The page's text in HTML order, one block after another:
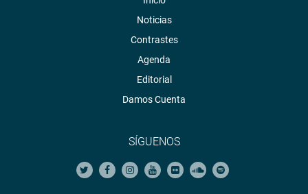
Noticias
Contrastes
Agenda
Editorial
Damos Cuenta
SÍGUENOS